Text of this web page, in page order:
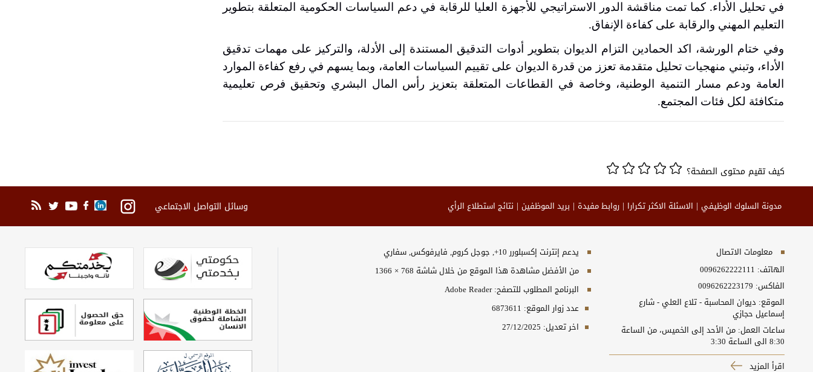
في تحليل الأداء. كما تمت مناقشة الدور الاستراتيجي للأجهزة العليا للرقابة في دعم السياسات الحكومية المتعلقة بتطوير
التعليم المهني والرقابة على كفاءة الإنفاق.
وفي ختام الورشة، اكد الحمادين التزام الديوان بتطوير أدوات التدقيق المستندة إلى الأدلة، والتركيز على مهمات تدقيق
الأداء، وتبني منهجيات تحليل متقدمة تعزز من قدرة الديوان على تقييم السياسات العامة، وبما يسهم في رفع كفاءة الموارد
العامة ودعم مسار التنمية الوطنية، وخاصة في القطاعات المتعلقة بتعزيز رأس المال البشري وتحقيق فرص تعليمية
متكافئة لكل فئات المجتمع.
كيف تقيم محتوى الصفحة؟
مدونة السلوك الوظيفي الاسئلة الاكثر تكرارا روابط مفيدة بريد الموظفين نتائج استطلاع الرأي وسائل التواصل الاجتماعي
معلومات الاتصال
الهاتف: 0096262222111
الفاكس: 0096262223179
الموقع: ديوان المحاسبة - تلاع العلي - شارع
إسماعيل حجازي
ساعات العمل: من الأحد إلى الخميس، من الساعة
8:30 الى الساعة 3:30
اقرأ المزيد
يدعم إنترنت إكسبلورر 10+, جوجل كروم, فايرفوكس, سفاري
من الأفضل مشاهدة هذا الموقع من خلال شاشة 768 × 1366
البرنامج المطلوب للتصفح: Adobe Reader
عدد زوار الموقع: 6873611
اخر تعديل: 27/12/2025